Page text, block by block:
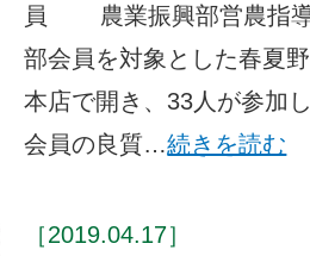
員 農業振興部営農指導
部会員を対象とした春夏
本店で開き、33人が参加
会員の良質…続きを読む
［2019.04.17］